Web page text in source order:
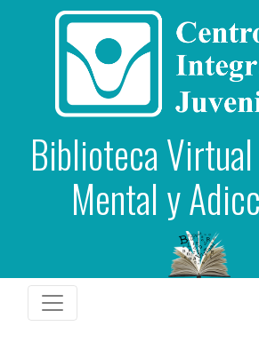
Biblioteca
Mental y